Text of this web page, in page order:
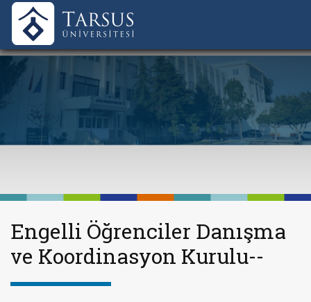
Engelli Öğrenciler Danışma
ve Koordinasyon Kurulu--